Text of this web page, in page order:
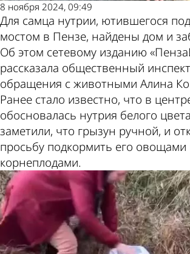
8 ноября 2024, 09:49
Для самца нутрии, ютившегося
мостом в Пензе, найдены дом и
Об этом сетевому изданию
рассказала общественный
обращения с животными Алина
Ранее стало известно, что в
обосновалась нутрия белого
заметили, что грызун ручной, и
просьбу подкормить его овощами
корнеплодами.